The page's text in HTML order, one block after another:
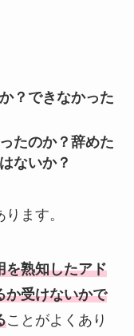
？できなかった
たのか？辞めた
ないか？
ります。
を熟知したアド
か受けないかで
ことがよくあり